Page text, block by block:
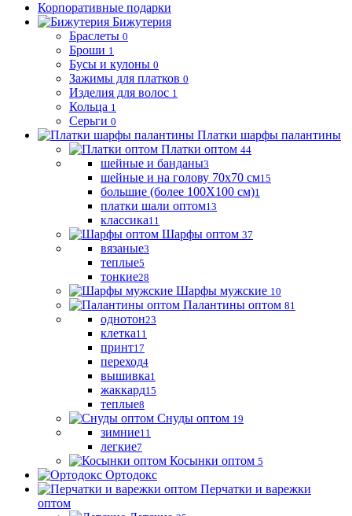
Корпоративные подарки
Бижутерия
Браслеты 0
Броши 1
Бусы и кулоны 0
Зажимы для платков 0
Изделия для волос 1
Кольца 1
Серьги 0
Платки шарфы палантины
Платки оптом 44
шейные и банданы3
шейные и на голову 70х70 см15
большие (более 100Х100 см)1
платки шали оптом13
классика11
Шарфы оптом 37
вязаные3
теплые5
тонкие28
Шарфы мужские 10
Палантины оптом 81
однотон23
клетка11
принт17
переход4
вышивка1
жаккард15
теплые8
Снуды оптом 19
зимние11
легкие7
Косынки оптом 5
Ортодокс
Перчатки и варежки
оптом